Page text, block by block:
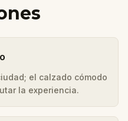
el calzado cómodo
la experiencia.